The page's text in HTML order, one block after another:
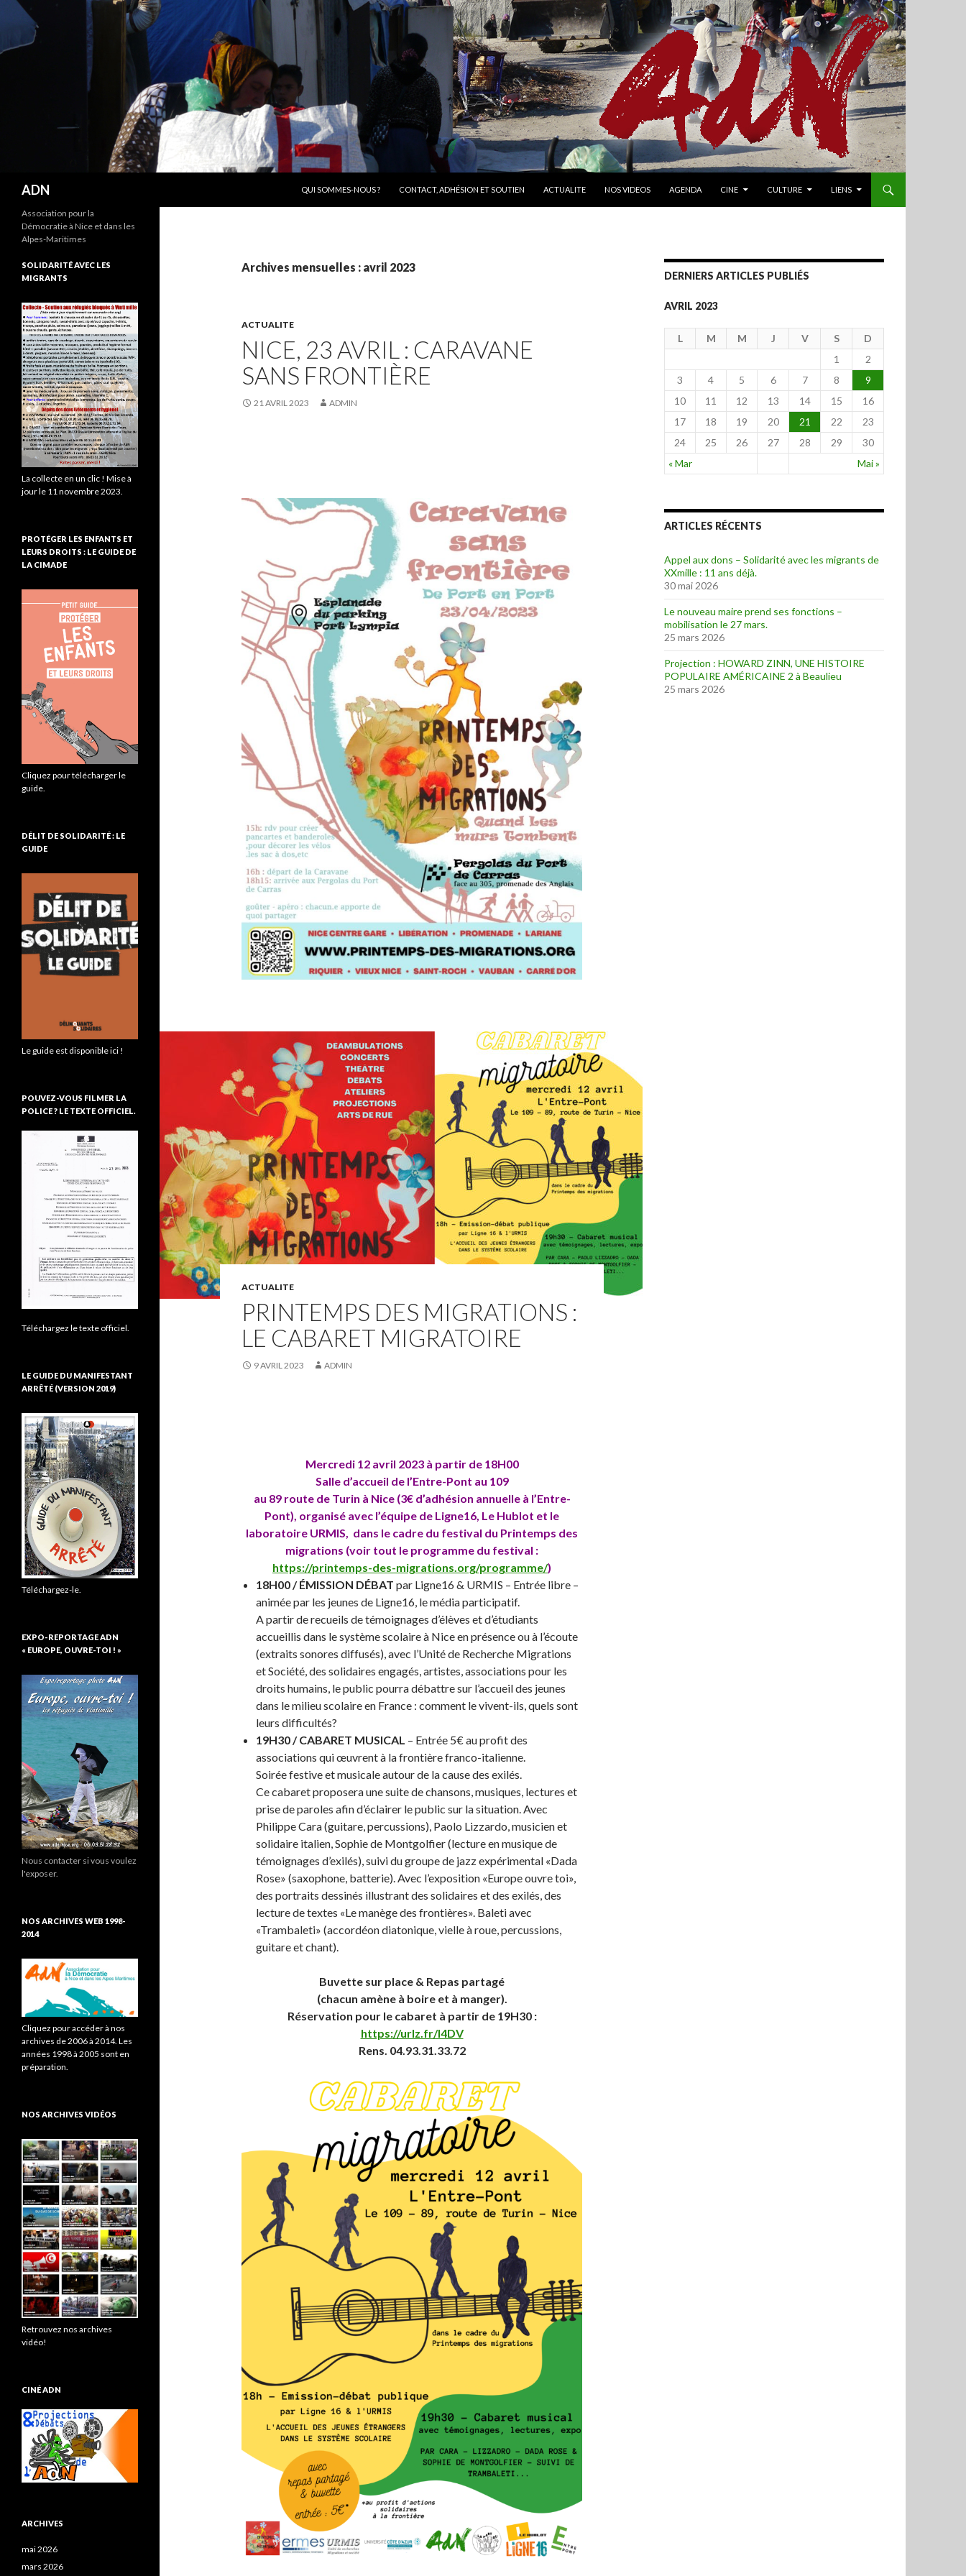
ADN
QUI SOMMES-NOUS ?
CONTACT, ADHÉSION ET SOUTIEN ACTUALITE NOS VIDEOS AGENDA CINE CULTURE LIENS
Archives mensuelles : avril 2023
ACTUALITE
NICE, 23 AVRIL : CARAVANE
SANS FRONTIÈRE
21 AVRIL 2023 ADMIN
ACTUALITE
PRINTEMPS DES MIGRATIONS :
LE CABARET MIGRATOIRE
9 AVRIL 2023 ADMIN
Mercredi 12 avril 2023 à partir de 18H00
Salle d’accueil de l’Entre-Pont au 109
au 89 route de Turin à Nice (3€ d’adhésion annuelle à l’Entre-
Pont), organisé avec l’équipe de Ligne16, Le Hublot et le
laboratoire URMIS, dans le cadre du festival du Printemps des
migrations (voir tout le programme du festival :
https://printemps-des-migrations.org/programme/)
18H00 / ÉMISSION DÉBAT par Ligne16 & URMIS – Entrée libre –
animée par les jeunes de Ligne16, le média participatif.
A partir de recueils de témoignages d’élèves et d’étudiants
accueillis dans le système scolaire à Nice en présence ou à l’écoute
(extraits sonores diffusés), avec l’Unité de Recherche Migrations
et Société, des solidaires engagés, artistes, associations pour les
droits humains, le public pourra débattre sur l’accueil des jeunes
dans le milieu scolaire en France : comment le vivent-ils, quels sont
leurs difficultés?
19H30 / CABARET MUSICAL – Entrée 5€ au profit des
associations qui œuvrent à la frontière franco-italienne.
Soirée festive et musicale autour de la cause des exilés.
Ce cabaret proposera une suite de chansons, musiques, lectures et
prise de paroles afin d’éclairer le public sur la situation. Avec
Philippe Cara (guitare, percussions), Paolo Lizzardo, musicien et
solidaire italien, Sophie de Montgolfier (lecture en musique de
témoignages d’exilés), suivi du groupe de jazz expérimental «Dada
Rose» (saxophone, batterie). Avec l’exposition «Europe ouvre toi»,
des portraits dessinés illustrant des solidaires et des exilés, des
lecture de textes «Le manège des frontières». Baleti avec
«Trambaleti» (accordéon diatonique, vielle à roue, percussions,
guitare et chant).
Buvette sur place & Repas partagé
(chacun amène à boire et à manger).
Réservation pour le cabaret à partir de 19H30 :
https://urlz.fr/l4DV
Rens. 04.93.31.33.72
DERNIERS ARTICLES PUBLIÉS
AVRIL 2023
L M M J V S D
« Mar Mai »
1
2
3
4 5 6 7 8
9
10
11 12 13 14 15
16
17
18 19 20 21 22
23
24
25 26 27 28 29 30
ARTICLES RÉCENTS
Appel aux dons – Solidarité avec les migrants de
XXmille : 11 ans déjà.
30 mai 2026
Le nouveau maire prend ses fonctions –
mobilisation le 27 mars.
25 mars 2026
Projection : HOWARD ZINN, UNE HISTOIRE
POPULAIRE AMÉRICAINE 2 à Beaulieu
25 mars 2026
Association pour la
Démocratie à Nice et dans les
Alpes-Maritimes
SOLIDARITÉ AVEC LES
MIGRANTS
La collecte en un clic ! Mise à
jour le 11 novembre 2023.
PROTÉGER LES ENFANTS ET
LEURS DROITS : LE GUIDE DE
LA CIMADE
Cliquez pour télécharger le
guide.
DÉLIT DE SOLIDARITÉ : LE
GUIDE
Le guide est disponible ici !
POUVEZ-VOUS FILMER LA
POLICE ? LE TEXTE OFFICIEL.
Téléchargez le texte officiel.
LE GUIDE DU MANIFESTANT
ARRÊTÉ (VERSION 2019)
Téléchargez-le.
EXPO-REPORTAGE ADN
« EUROPE, OUVRE-TOI ! »
Nous contacter si vous voulez
l'exposer.
NOS ARCHIVES WEB 1998-
2014
Cliquez pour accéder à nos
archives de 2006 à 2014. Les
années 1998 à 2005 sont en
préparation.
NOS ARCHIVES VIDÉOS
Retrouvez nos archives
vidéo!
CINÉ ADN
ARCHIVES
mai 2026
mars 2026